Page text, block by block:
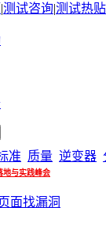
|测试咨询|测试热贴
准 质量 逆变器
地与实践峰会
面找漏洞